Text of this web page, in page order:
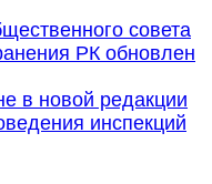
совета
РК обновлен
в новой редакции
инспекций